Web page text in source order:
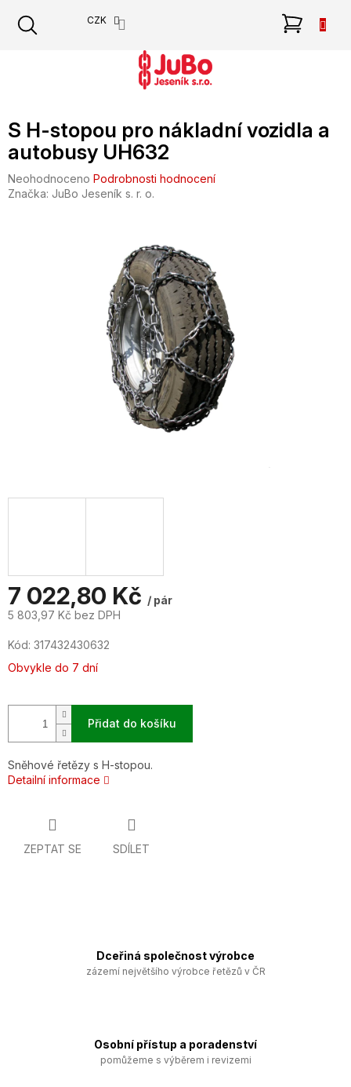
obsah
CZK
S H-stopou pro nákladní vozidla a
autobusy UH632
Průměrné
hodnocení
Neohodnoceno Podrobnosti hodnocení
Značka: JuBo Jeseník s. r. o.
7 022,80 Kč / pár
5 803,97 Kč bez DPH
cena:
Kód: 317432430632
Obvykle do 7 dní
Přidat do košíku
Sněhové řetězy s H-stopou.
Detailní informace
ZEPTAT SE SDÍLET
Dceřiná společnost výrobce
zázemí největšího výrobce řetězů v ČR
Osobní přístup a poradenství
pomůžeme s výběrem i revizemi